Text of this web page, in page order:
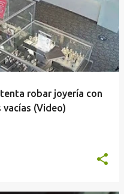
robar joyería con
(Video)